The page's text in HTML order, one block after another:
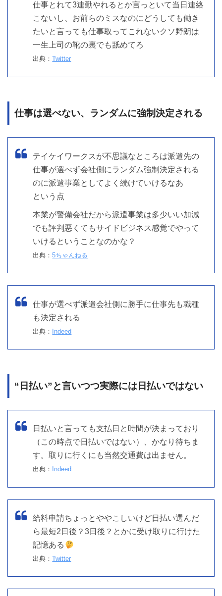
仕事とれて3連勤やれるとか言っといて当日連絡
こないし、お前らのミスなのにどうしても働き
たいと言っても仕事取ってこれないクソ野朗は
一生上司の靴の裏でも舐めてろ
出典：Twitter
仕事は選べない、ランダムに強制決定される
テイケイワークスが不思議なところは派遣先の
仕事が選べず会社側にランダム強制決定される
のに派遣事業としてよく続けていけるなあ
という点
本業が警備会社だから派遣事業は多少いい加減
でも評判悪くてもサイドビジネス感覚でやって
いけるということなのかな？
出典：5ちゃんねる
仕事が選べず派遣会社側に勝手に仕事先も職種
も決定される
出典： Indeed
“日払い”と言いつつ実際には日払いではない
日払いと言っても支払日と時間が決まっており
（この時点で日払いではない）、かなり待ちま
す。取りに行くにも当然交通費は出ません。
出典： Indeed
給料申請ちょっとややこしいけど日払い選んだ
ら最短2日後？3日後？とかに受け取りに行けた
記憶ある
出典：Twitter